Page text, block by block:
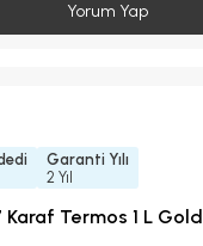
Yorum Yap
Garanti Yılı
2 Yıl
Termos 1 L Gold